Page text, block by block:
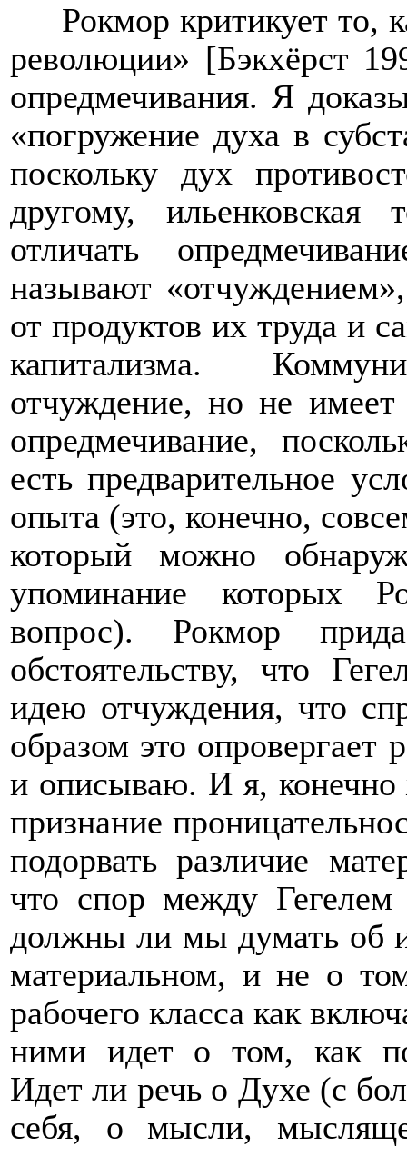
Рокмор критикует то,
революции» [Бэкхёрст
опредмечивания. Я
«погружение духа в
поскольку дух
другому, ильенковская
отличать
называют
от продуктов их труда и
капитализма.
отчуждение, но не имеет
опредмечивание,
есть предварительное
опыта (это, конечно,
который можно
упоминание которых
вопрос). Рокмор
обстоятельству, что
идею отчуждения, что
образом это опровергает
и описываю. И я,
признание
подорвать различие
что спор между
должны ли мы думать об
материальном, и не о
рабочего класса как
ними идет о том, как
Идет ли речь о Духе (с
себя, о мысли,